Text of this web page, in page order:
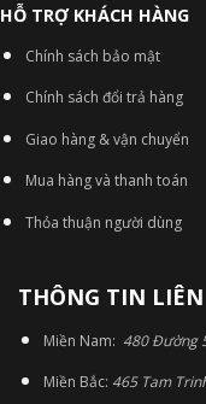
HỖ TRỢ KHÁCH HÀNG
Chính sách bảo mật
Chính sách đổi trả hàng
Giao hàng & vận chuyển
Mua hàng và thanh toán
Thỏa thuận người dùng
THÔNG TIN LIÊN
Miền Nam: 480 Đường
Miền Bắc: 465 Tam